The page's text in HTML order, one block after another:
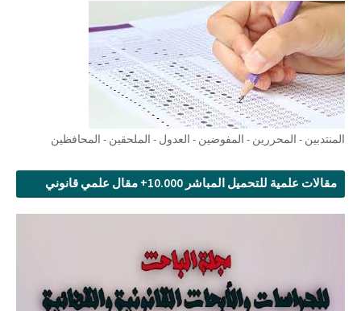
المنتدبين - المحررين - المفوضين - العدول - الملحقين - المحافظين
مقالات علمية للتحميل المباشر 10.000+ مقال علمي قانوني